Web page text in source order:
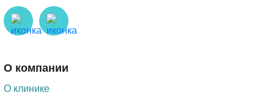
О компании
О клинике